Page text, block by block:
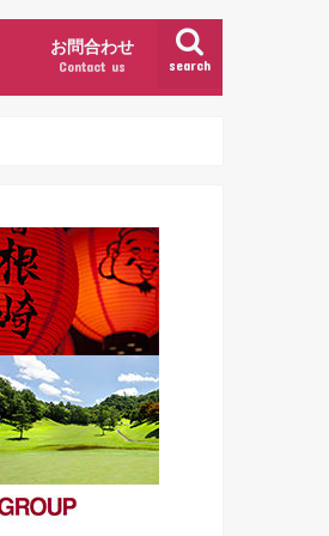
search
お問合わせ
Contact us